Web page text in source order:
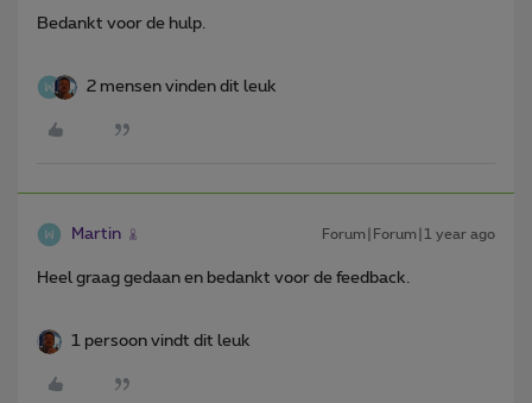
Bedankt voor de hulp.
2 mensen vinden dit leuk
Martin Forum|Forum|1 year ago
Heel graag gedaan en bedankt voor de feedback.
1 persoon vindt dit leuk